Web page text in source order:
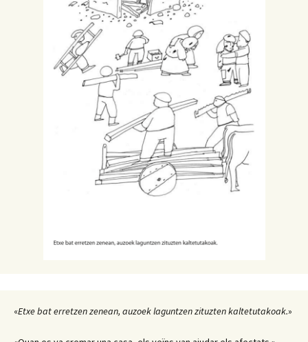
«Etxe bat erretzen zenean, auzoek laguntzen zituzten kaltetutakoak.»